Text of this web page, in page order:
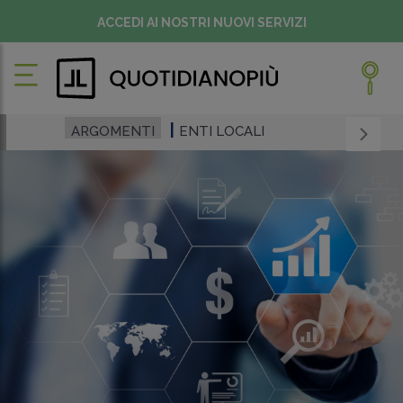
ACCEDI AI NOSTRI NUOVI SERVIZI
ARGOMENTI ENTI LOCALI